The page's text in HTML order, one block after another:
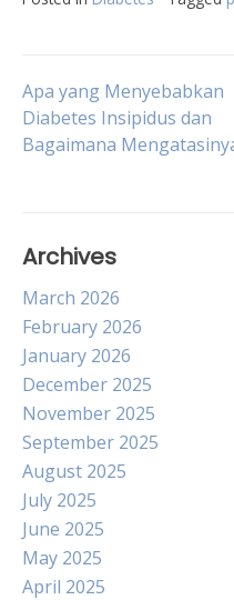
Post
navigation
Apa yang Menyebabkan
Diabetes Insipidus dan
Bagaimana
Archives
March 2026
February 2026
January 2026
December 2025
November 2025
September 2025
August 2025
July 2025
June 2025
May 2025
April 2025